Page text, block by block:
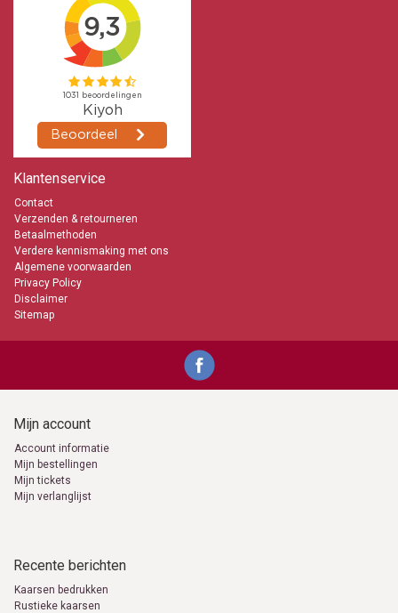
Klantenservice
Contact
Verzenden & retourneren
Betaalmethoden
Verdere kennismaking met ons
Algemene voorwaarden
Privacy Policy
Disclaimer
Sitemap
Mijn account
Account informatie
Mijn bestellingen
Mijn tickets
Mijn verlanglijst
Recente berichten
Kaarsen bedrukken
Rustieke kaarsen